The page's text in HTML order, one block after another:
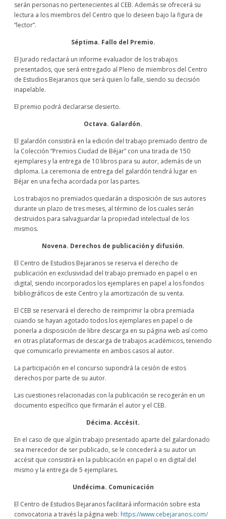
serán personas no pertenecientes al CEB. Además se ofrecerá su
lectura a los miembros del Centro que lo deseen bajo la figura de
“lector”.
Séptima. Fallo del Premio.
El Jurado redactará un informe evaluador de los trabajos
presentados, que será entregado al Pleno de miembros del Centro
de Estudios Bejaranos que será quien lo falle, siendo su decisión
inapelable.
El premio podrá declararse desierto.
Octava. Galardón.
El galardón consistirá en la edición del trabajo premiado dentro de
la Colección “Premios Ciudad de Béjar” con una tirada de 150
ejemplares y la entrega de 10 libros para su autor, además de un
diploma. La ceremonia de entrega del galardón tendrá lugar en
Béjar en una fecha acordada por las partes.
Los trabajos no premiados quedarán a disposición de sus autores
durante un plazo de tres meses, al término de los cuales serán
destruidos para salvaguardar la propiedad intelectual de los
mismos.
Novena. Derechos de publicación y difusión.
El Centro de Estudios Bejaranos se reserva el derecho de
publicación en exclusividad del trabajo premiado en papel o en
digital, siendo incorporados los ejemplares en papel a los fondos
bibliográficos de este Centro y la amortización de su venta.
El CEB se reservará el derecho de reimprimir la obra premiada
cuando se hayan agotado todos los ejemplares en papel o de
ponerla a disposición de libre descarga en su página web así como
en otras plataformas de descarga de trabajos académicos, teniendo
que comunicarlo previamente en ambos casos al autor.
La participación en el concurso supondrá la cesión de estos
derechos por parte de su autor.
Las cuestiones relacionadas con la publicación se recogerán en un
documento específico que firmarán el autor y el CEB.
Décima. Accésit.
En el caso de que algún trabajo presentado aparte del galardonado
sea merecedor de ser publicado, se le concederá a su autor un
accésit que consistirá en la publicación en papel o en digital del
mismo y la entrega de 5 ejemplares.
Undécima. Comunicación
El Centro de Estudios Bejaranos facilitará información sobre esta
convocatoria a través la página web: https://www.cebejaranos.com/